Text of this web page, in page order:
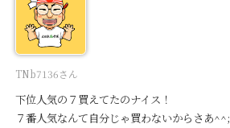
TNb7136さん
下位人気の７買えてたのナイス！
７番人気なんて自分じゃ買わないからさあ^^;